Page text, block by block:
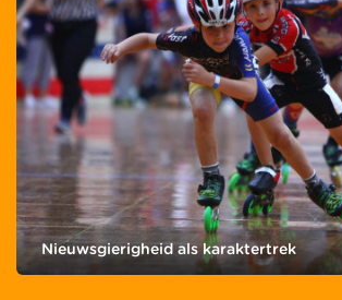
Nieuwsgierigheid als karaktertrek